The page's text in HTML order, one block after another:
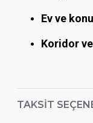
Ev ve
Koridor
TAKSIT